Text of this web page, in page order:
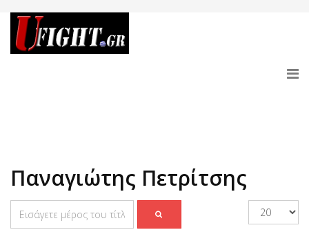
Παναγιώτης Πετρίτσης